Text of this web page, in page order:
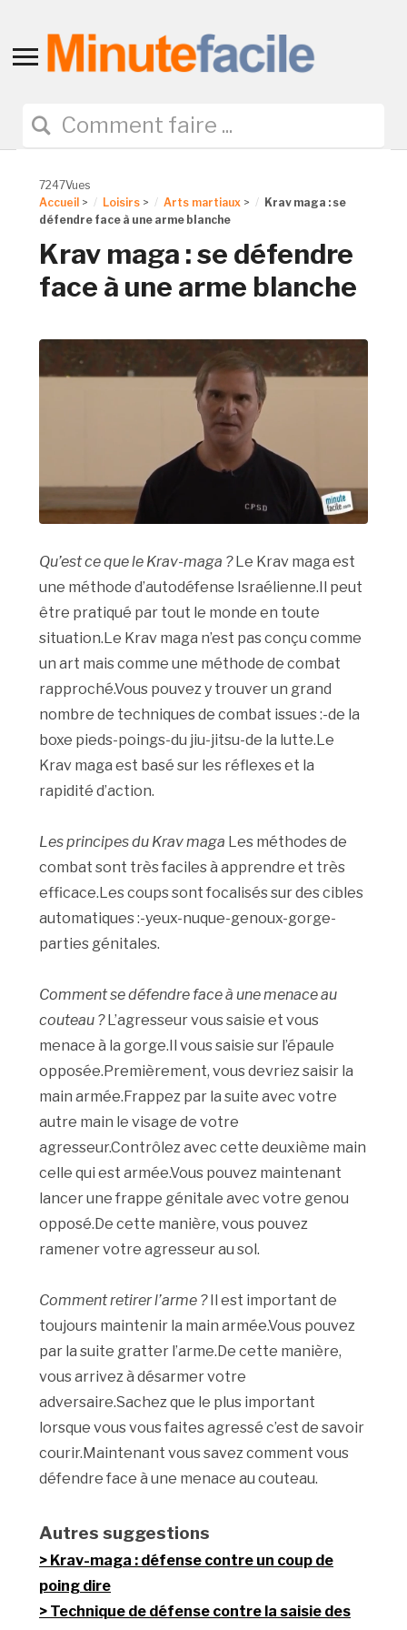
Toggle
navigation
7247Vues
Accueil > Loisirs > Arts martiaux >
Krav maga : se
défendre face à une arme blanche
Krav maga : se défendre
face à une arme blanche
Qu’est ce que le Krav-maga ?Le Krav maga est
une méthode d’autodéfense Israélienne.Il peut
être pratiqué par tout le monde en toute
situation.Le Krav maga n’est pas conçu comme
un art mais comme une méthode de combat
rapproché.Vous pouvez y trouver un grand
nombre de techniques de combat issues :-de la
boxe pieds-poings-du jiu-jitsu-de la lutte.Le
Krav maga est basé sur les réflexes et la
rapidité d’action.
Les principes du Krav maga Les méthodes de
combat sont très faciles à apprendre et très
efficace.Les coups sont focalisés sur des cibles
automatiques :-yeux-nuque-genoux-gorge-
parties génitales.
Comment se défendre face à une menace au
couteau ?L’agresseur vous saisie et vous
menace à la gorge.Il vous saisie sur l’épaule
opposée.Premièrement, vous devriez saisir la
main armée.Frappez par la suite avec votre
autre main le visage de votre
agresseur.Contrôlez avec cette deuxième main
celle qui est armée.Vous pouvez maintenant
lancer une frappe génitale avec votre genou
opposé.De cette manière, vous pouvez
ramener votre agresseur au sol.
Comment retirer l’arme ?Il est important de
toujours maintenir la main armée.Vous pouvez
par la suite gratter l’arme.De cette manière,
vous arrivez à désarmer votre
adversaire.Sachez que le plus important
lorsque vous vous faites agressé c’est de savoir
courir.Maintenant vous savez comment vous
défendre face à une menace au couteau.
Autres suggestions
Krav-maga : défense contre un coup de
poing dire
Technique de défense contre la saisie des